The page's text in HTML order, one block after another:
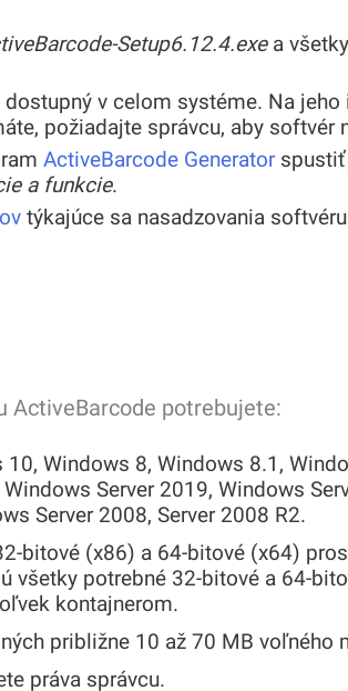
Setup6.12.4.exea
v celom systéme. Na
požiadajte správcu, aby softvér
ActiveBarcode Generatorspustiť
a funkcie.
týkajúce sa nasadzovania
ActiveBarcode potrebujete:
Windows 8, Windows 8.1,
Server 2019, Windows
Server 2008, Server 2008 R2.
bitové (x86) a 64-bitové (x64)
všetky potrebné 32-bitové a 64-
kontajnerom.
približne 10 až 70 MB voľného
práva správcu.